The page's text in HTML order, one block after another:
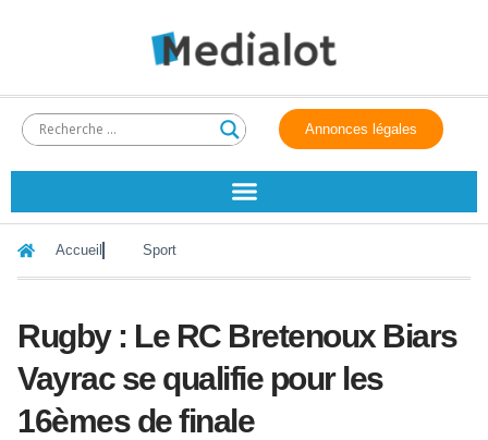
Annonces légales
Accueil Sport
Rugby : Le RC Bretenoux Biars
Vayrac se qualifie pour les
16èmes de finale